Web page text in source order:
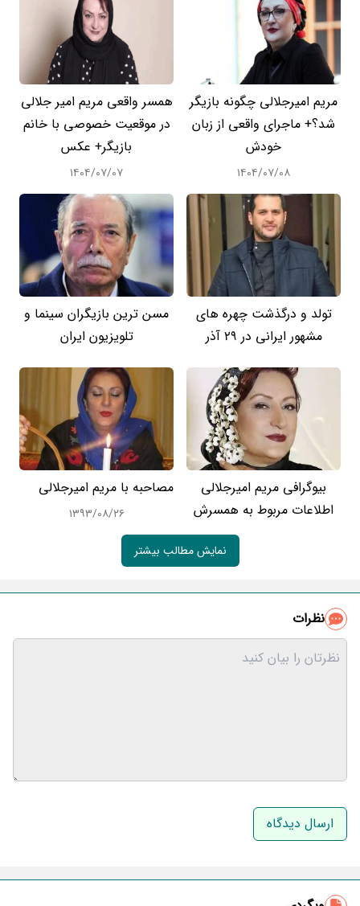
مریم امیرجلالی چگونه بازیگر
شد؟+ ماجرای واقعی از زبان
خودش
۱۴۰۴/۰۷/۰۸
همسر واقعی مریم امیر جلالی
در موقعیت خصوصی با خانم
بازیگر+ عکس
۱۴۰۴/۰۷/۰۷
تولد و درگذشت چهره های
مشهور ایرانی در 29 آذر
مسن ترین بازیگران سینما و
تلویزیون ایران
بیوگرافی مریم امیرجلالی
اطلاعات مربوط به همسرش
مصاحبه با مریم امیرجلالی
۱۳۹۳/۰۸/۲۶
نمایش مطالب بیشتر
نظرات
نام و نام خانوادگی